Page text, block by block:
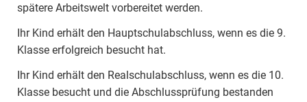
spätere Arbeitswelt vorbereitet werden.
Ihr Kind erhält den Hauptschulabschluss, wenn es die 9.
Klasse erfolgreich besucht hat.
Ihr Kind erhält den Realschulabschluss, wenn es die 10.
Klasse besucht und die Abschlussprüfung bestanden